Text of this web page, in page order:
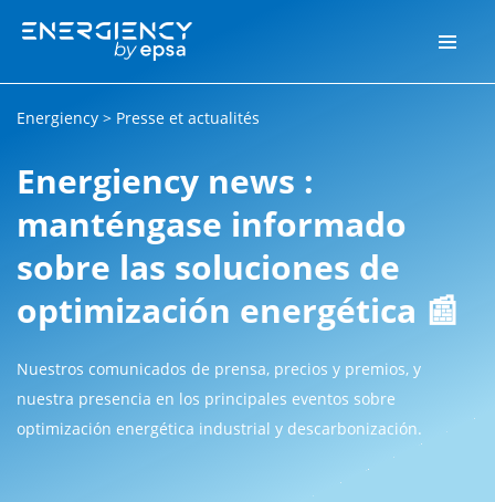
Energiency > Presse et actualités
Energiency news :
manténgase informado
sobre las soluciones de
optimización energética 📰
Nuestros comunicados de prensa, precios y premios, y
nuestra presencia en los principales eventos sobre
optimización energética industrial y descarbonización.